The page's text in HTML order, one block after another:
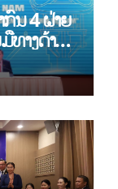
ນ 4 ຝ່າຍ
ທາງດ້ານ
າມ ແນໃສ່
ເອງຢ່າງ